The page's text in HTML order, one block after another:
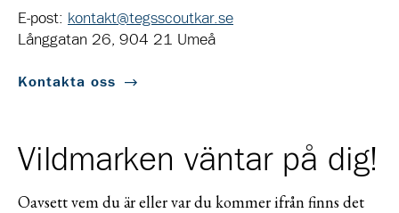
E-post: kontakt@tegsscoutkar.se
Långgatan 26, 904 21 Umeå
Kontakta oss
Vildmarken väntar på dig!
Oavsett vem du är eller var du kommer ifrån finns det